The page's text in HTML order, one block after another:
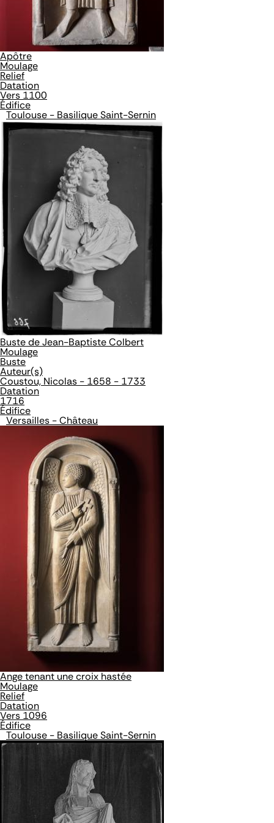
Apôtre
Moulage
Relief
Datation
Vers 1100
Édifice
Toulouse - Basilique Saint-Sernin
Buste de Jean-Baptiste Colbert
Moulage
Buste
Auteur(s)
Coustou, Nicolas - 1658 - 1733
Datation
1716
Édifice
Versailles - Château
Ange tenant une croix hastée
Moulage
Relief
Datation
Vers 1096
Édifice
Toulouse - Basilique Saint-Sernin